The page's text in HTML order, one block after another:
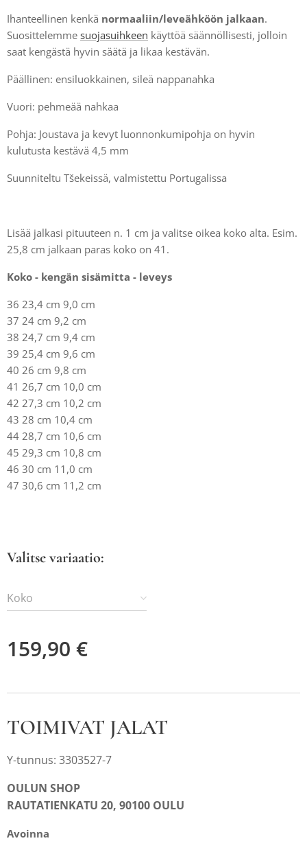
Ihanteellinen kenkä normaaliin/leveähköön jalkaan.
Suosittelemme suojasuihkeen käyttöä säännöllisesti, jolloin
saat kengästä hyvin säätä ja likaa kestävän.
Päällinen: ensiluokkainen, sileä nappanahka
Vuori: pehmeää nahkaa
Pohja: Joustava ja kevyt luonnonkumipohja on hyvin
kulutusta kestävä 4,5 mm
Suunniteltu Tšekeissä, valmistettu Portugalissa
Lisää jalkasi pituuteen n. 1 cm ja valitse oikea koko alta. Esim.
25,8 cm jalkaan paras koko on 41.
Koko - kengän sisämitta - leveys
36 23,4 cm 9,0 cm
37 24 cm 9,2 cm
38 24,7 cm 9,4 cm
39 25,4 cm 9,6 cm
40 26 cm 9,8 cm
41 26,7 cm 10,0 cm
42 27,3 cm 10,2 cm
43 28 cm 10,4 cm
44 28,7 cm 10,6 cm
45 29,3 cm 10,8 cm
46 30 cm 11,0 cm
47 30,6 cm 11,2 cm
Valitse variaatio:
Koko
159,90 €
TOIMIVAT JALAT
Y-tunnus: 3303527-7
OULUN SHOP
RAUTATIENKATU 20, 90100 OULU
Avoinna